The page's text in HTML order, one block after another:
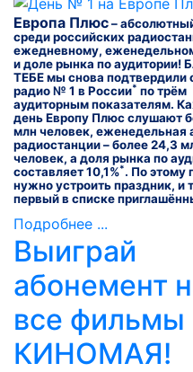
Европа Плюс–
среди российских
ежедневному,
и доле рынка по аудитории!
ТЕБЕ мы снова подтвердили
радио № 1 в России* по трём
аудиторным показателям.
день Европу Плюс слушают
млн человек, еженедельная
радиостанции – более 24,3
человек, а доля рынка по
составляет 10,1%*. По этому
нужно устроить праздник, и
первый в списке
Подробнее ...
Выиграй
абонемент
все фильмы
КИНОМАЯ!